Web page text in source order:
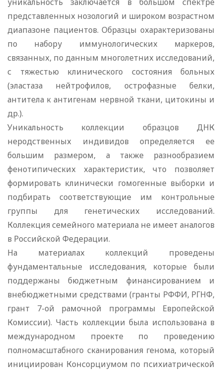
представленных нозологий и широком возрастном
диапазоне пациентов. Образцы охарактеризованы
по набору иммунологических маркеров,
связанных, по данным многолетних исследований,
с тяжестью клинического состояния больных
(эластаза нейтрофилов, острофазные белки,
антитела к антигенам нервной ткани, цитокины и
др.).
Уникальность коллекции образцов ДНК
неродственных индивидов определяется ее
большим размером, а также разнообразием
фенотипических характеристик, что позволяет
формировать клинически гомогенные выборки и
подбирать соответствующие им контрольные
группы для генетических исследований.
Коллекция семейного материала не имеет аналогов
в Российской Федерации.
На материалах коллекций проведены
фундаментальные исследования, которые были
поддержаны бюджетным финансированием и
внебюджетными средствами (гранты РФФИ, РГНФ,
грант 7-ой рамочной программы Европейской
Комиссии). Часть коллекции была использована в
международном проекте по проведению
полномасштабного сканирования генома, который
инициирован Консорциумом по психиатрической